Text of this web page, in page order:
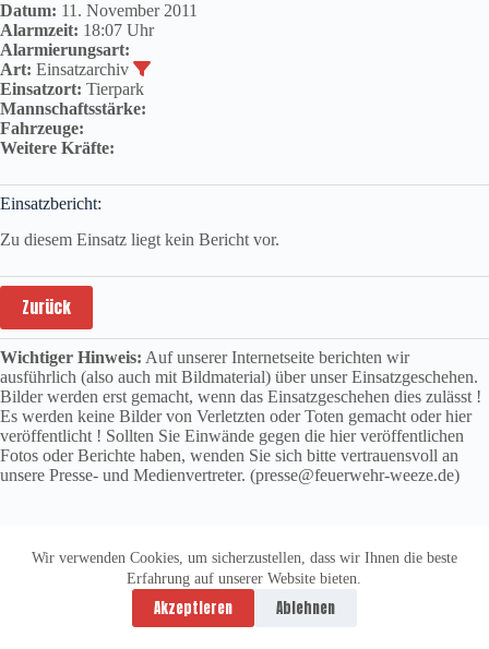
Wir verwenden Cookies, um sicherzustellen, dass wir Ihnen die beste
Erfahrung auf unserer Website bieten.
Akzeptieren Ablehnen
Datum: 11. November 2011
Alarmzeit: 18:07 Uhr
Alarmierungsart:
Art: Einsatzarchiv
Einsatzort: Tierpark
Mannschaftsstärke:
Fahrzeuge:
Weitere Kräfte:
Einsatzbericht:
Zu diesem Einsatz liegt kein Bericht vor.
Zurück
Wichtiger Hinweis: Auf unserer Internetseite berichten wir
ausführlich (also auch mit Bildmaterial) über unser Einsatzgeschehen.
Bilder werden erst gemacht, wenn das Einsatzgeschehen dies zulässt !
Es werden keine Bilder von Verletzten oder Toten gemacht oder hier
veröffentlicht ! Sollten Sie Einwände gegen die hier veröffentlichen
Fotos oder Berichte haben, wenden Sie sich bitte vertrauensvoll an
unsere Presse- und Medienvertreter. (presse@feuerwehr-weeze.de)
Datenschutzerklärung
Impressum
Copyright © 2026 -
vitolution